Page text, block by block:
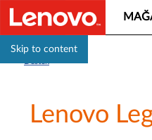
Skip to content
Lenovo